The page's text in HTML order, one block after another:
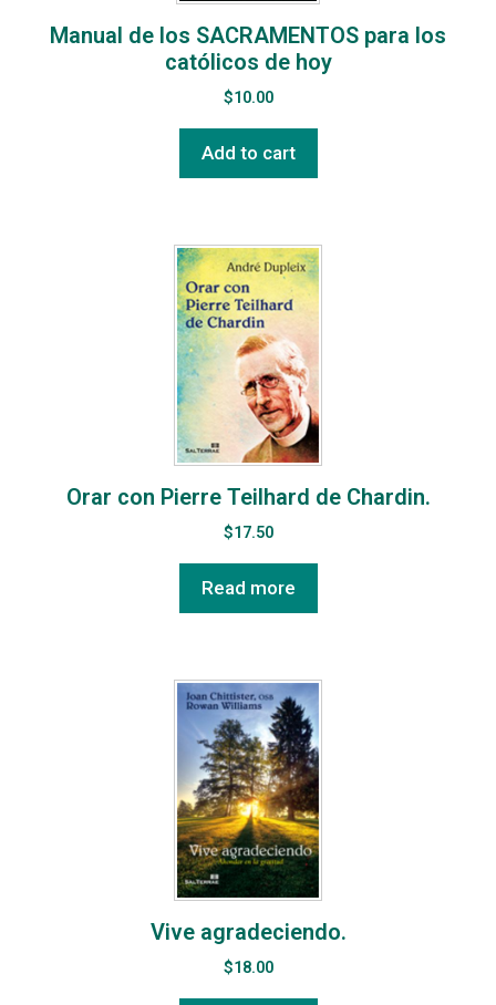
Manual de los SACRAMENTOS para los
católicos de hoy
$10.00
Add to cart
Orar con Pierre Teilhard de Chardin.
$17.50
Read more
Vive agradeciendo.
$18.00